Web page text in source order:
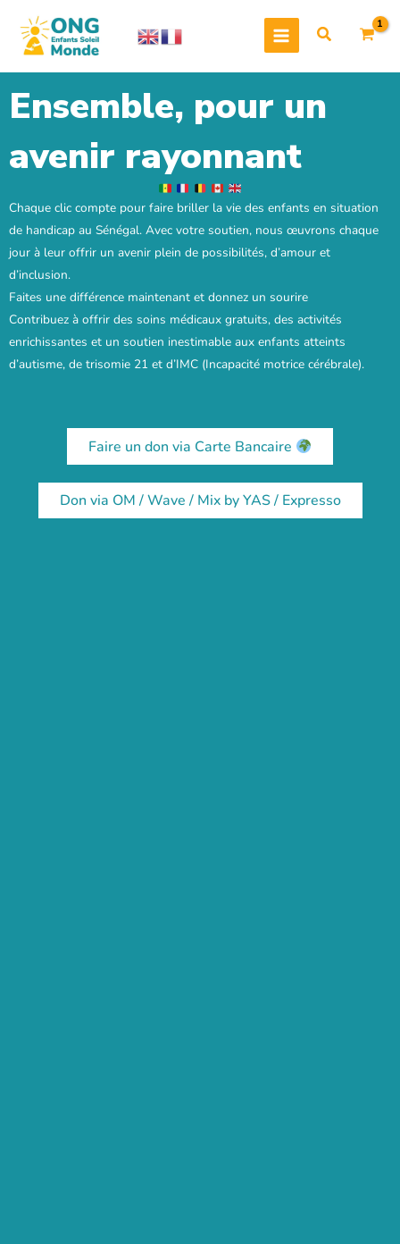
contenu
Ensemble, pour un
avenir rayonnant
Chaque clic compte pour faire briller la vie des enfants en situation
de handicap au Sénégal. Avec votre soutien, nous œuvrons chaque
jour à leur offrir un avenir plein de possibilités, d’amour et
d’inclusion.
Faites une différence maintenant et donnez un sourire
Contribuez à offrir des soins médicaux gratuits, des activités
enrichissantes et un soutien inestimable aux enfants atteints
d’autisme, de trisomie 21 et d’IMC (Incapacité motrice cérébrale).
Faire un don via Carte Bancaire
Don via OM / Wave / Mix by YAS / Expresso